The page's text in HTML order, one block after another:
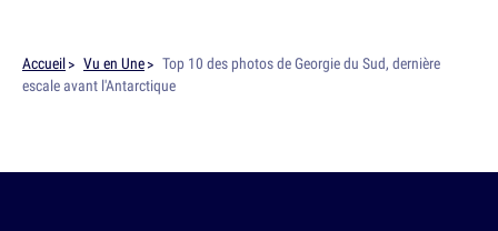
Accueil Vu en Une
Top 10 des photos de Georgie du Sud, dernière
escale avant l'Antarctique